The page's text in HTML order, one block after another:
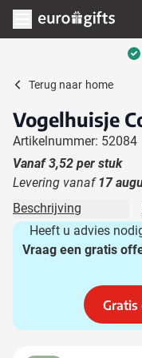
Ga naar de inhoud
Menu openen
Terug naar home
Vogelhuisje
Artikelnummer: 52084
Vanaf3,52 per stuk
Levering vanaf 17
Beschrijving
Heeft u advies
Vraag een gratis
Hoofdafbeelding
Klik om afbeelding op